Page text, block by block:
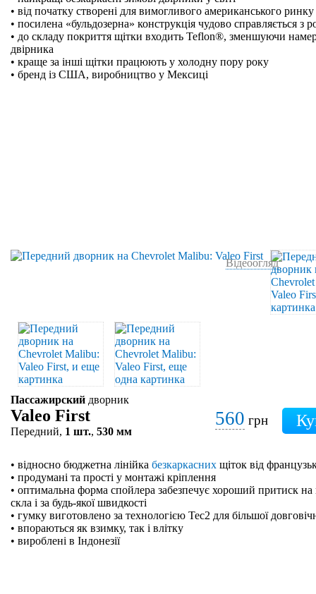
• від початку створені для вимогливого американського ринку
• посилена «бульдозерна» конструкція чудово справляється з
• до складу покриття щітки входить Teflon®, зменшуючи
двірника
• краще за інші щітки працюють у холодну пору року
• бренд із США, виробництво у Мексиці
Відеоогляд
Пассажирский дворник
Valeo First
Передний, 1 шт., 530 мм
560 грн
• відносно бюджетна лінійка безкаркасних щіток від
• продумані та прості у монтажі кріплення
• оптимальна форма спойлера забезпечує хороший притиск на
скла і за будь-якої швидкості
• гумку виготовлено за технологією Tec2 для більшої
• впораються як взимку, так і влітку
• вироблені в Індонезії